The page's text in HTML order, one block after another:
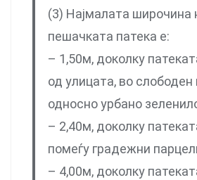
(3) Најмалата широчина
пешачката патека е:
– 1,50м, доколку
од улицата, во слободен
односно урбано
– 2,40м, доколку
помеѓу градежни
– 4,00м, доколку